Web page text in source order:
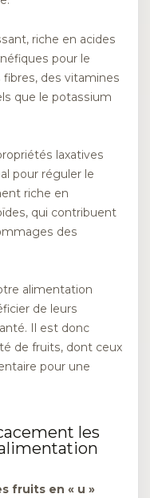
riche en acides
pour le
des vitamines
que le potassium
laxatives
pour réguler le
riche en
qui contribuent
des
alimentation
de leurs
Il est donc
de fruits, dont ceux
pour une
les
fruits en « u »